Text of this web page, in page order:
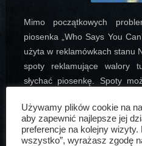
Mimo początkowych
piosenka „Who Says You
użyta w reklamówkach stanu
spoty reklamujące walory
słychać piosenkę. Spoty
Artur Bogdański 10
Używamy plików cookie na
aby zapewnić najlepsze jej
preferencje na kolejny wizyty.
wszystko”, wyrażasz zgodę